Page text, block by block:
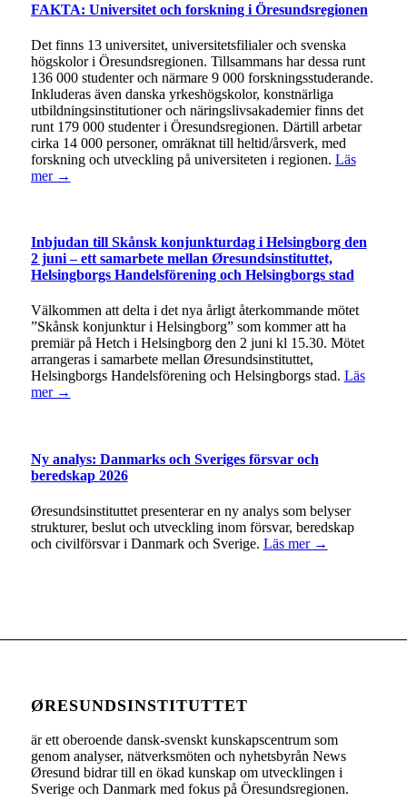
FAKTA: Universitet och forskning i Öresundsregionen
Det finns 13 universitet, universitetsfilialer och svenska
högskolor i Öresundsregionen. Tillsammans har dessa runt
136 000 studenter och närmare 9 000 forskningsstuderande.
Inkluderas även danska yrkeshögskolor, konstnärliga
utbildningsinstitutioner och näringslivsakademier finns det
runt 179 000 studenter i Öresundsregionen. Därtill arbetar
cirka 14 000 personer, omräknat till heltid/årsverk, med
forskning och utveckling på universiteten i regionen. Läs
mer →
Inbjudan till Skånsk konjunkturdag i Helsingborg den
2 juni – ett samarbete mellan Øresundsinstituttet,
Helsingborgs Handelsförening och Helsingborgs stad
Välkommen att delta i det nya årligt återkommande mötet
”Skånsk konjunktur i Helsingborg” som kommer att ha
premiär på Hetch i Helsingborg den 2 juni kl 15.30. Mötet
arrangeras i samarbete mellan Øresundsinstituttet,
Helsingborgs Handelsförening och Helsingborgs stad. Läs
mer →
Ny analys: Danmarks och Sveriges försvar och
beredskap 2026
Øresundsinstituttet presenterar en ny analys som belyser
strukturer, beslut och utveckling inom försvar, beredskap
och civilförsvar i Danmark och Sverige. Läs mer →
ØRESUNDSINSTITUTTET
är ett oberoende dansk-svenskt kunskapscentrum som
genom analyser, nätverksmöten och nyhetsbyrån News
Øresund bidrar till en ökad kunskap om utvecklingen i
Sverige och Danmark med fokus på Öresundsregionen.